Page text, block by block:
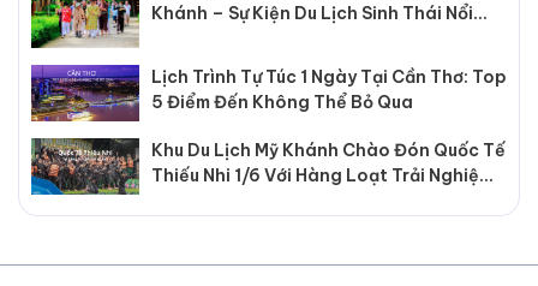
Khánh – Sự Kiện Du Lịch Sinh Thái Nổi
Lịch Trình Tự Túc 1 Ngày Tại Cần Thơ: Top
5 Điểm Đến Không Thể Bỏ Qua
Khu Du Lịch Mỹ Khánh Chào Đón Quốc Tế
Thiếu Nhi 1/6 Với Hàng Loạt Trải Nghiệm